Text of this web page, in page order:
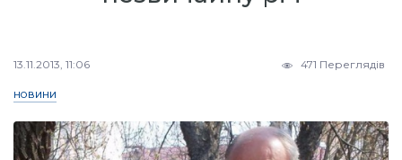
13.11.2013, 11:06 471 Переглядів
НОВИНИ